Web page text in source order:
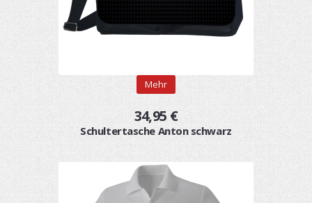
Mehr
34,95 €
Schultertasche Anton schwarz